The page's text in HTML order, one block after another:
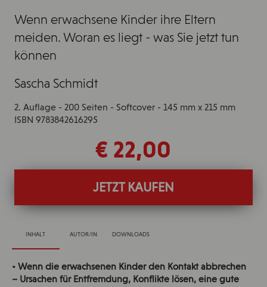
Wenn erwachsene Kinder ihre Eltern
meiden. Woran es liegt - was Sie jetzt tun
können
Sascha Schmidt
2. Auflage - 200 Seiten - Softcover - 145 mm x 215 mm
ISBN 9783842616295
€ 22,00
JETZT KAUFEN
INHALT AUTOR/IN DOWNLOADS
• Wenn die erwachsenen Kinder den Kontakt abbrechen
– Ursachen für Entfremdung, Konflikte lösen, eine gute